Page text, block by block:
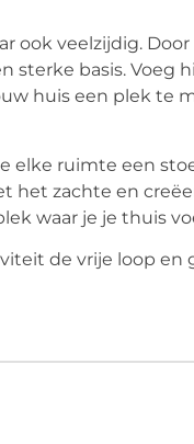
ook veelzijdig.
sterke basis. Voeg
huis een plek te
elke ruimte een
zachte en
waar je je thuis
de vrije loop